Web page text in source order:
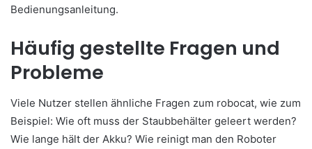
Bedienungsanleitung.
Häufig gestellte Fragen und
Probleme
Viele Nutzer stellen ähnliche Fragen zum robocat, wie zum
Beispiel: Wie oft muss der Staubbehälter geleert werden?
Wie lange hält der Akku? Wie reinigt man den Roboter